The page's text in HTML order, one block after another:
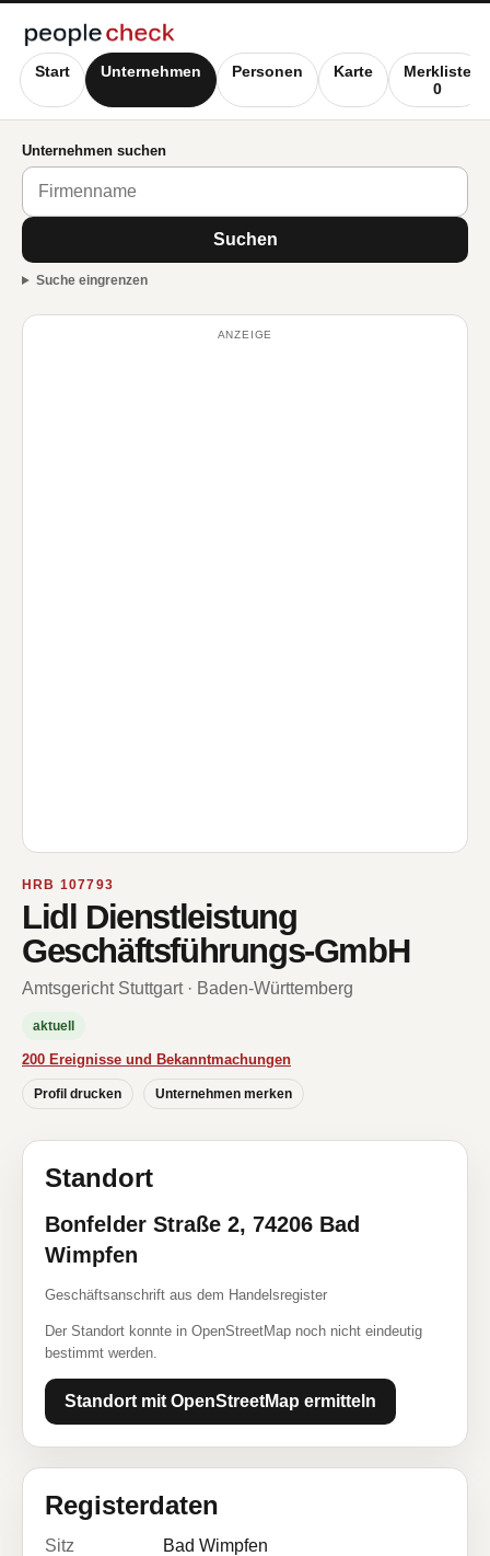
Start Unternehmen Personen Karte
Merkliste
0
Unternehmen suchen
Suchen
Suche eingrenzen
ANZEIGE
HRB 107793
Lidl Dienstleistung
Geschäftsführungs-GmbH
Amtsgericht Stuttgart · Baden-Württemberg
aktuell
200 Ereignisse und Bekanntmachungen
Profil drucken Unternehmen merken
Standort
Bonfelder Straße 2, 74206 Bad
Wimpfen
Geschäftsanschrift aus dem Handelsregister
Der Standort konnte in OpenStreetMap noch nicht eindeutig
bestimmt werden.
Standort mit OpenStreetMap ermitteln
Registerdaten
Sitz
Bad Wimpfen